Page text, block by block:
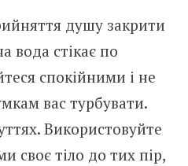
душу закрити
вода стікає по
спокійними і не
вас турбувати.
Використовуйте
своє тіло до тих пір,